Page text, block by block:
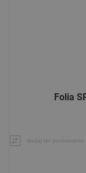
Folia
dodaj do porównania